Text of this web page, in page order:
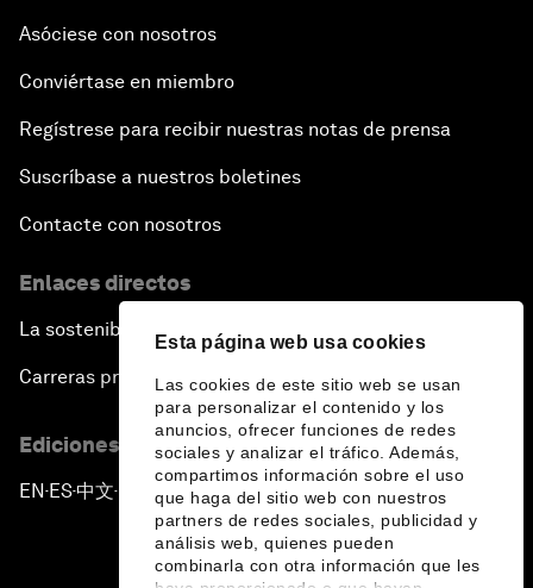
Esta página web usa cookies
Las cookies de este sitio web se usan
para personalizar el contenido y los
anuncios, ofrecer funciones de redes
sociales y analizar el tráfico. Además,
compartimos información sobre el uso
que haga del sitio web con nuestros
partners de redes sociales, publicidad y
análisis web, quienes pueden
combinarla con otra información que les
Asóciese con nosotros
Conviértase en miembro
Regístrese para recibir nuestras notas de prensa
Suscríbase a nuestros boletines
Contacte con nosotros
Enlaces directos
La sostenibilidad en el Foro
Carreras profesionales
Ediciones en otros idiomas
EN ▪ ES▪中文▪ 日本語